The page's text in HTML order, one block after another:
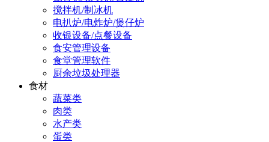
搅拌机/制冰机
电扒炉/电炸炉/煲仔炉
收银设备/点餐设备
食安管理设备
食堂管理软件
厨余垃圾处理器
食材
蔬菜类
肉类
水产类
蛋类